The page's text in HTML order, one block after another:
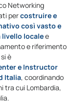
Networking
percostruire e
così vasto e
localee
e riferimento
è
e Instructor
Italia, coordinando
tra cui Lombardia,